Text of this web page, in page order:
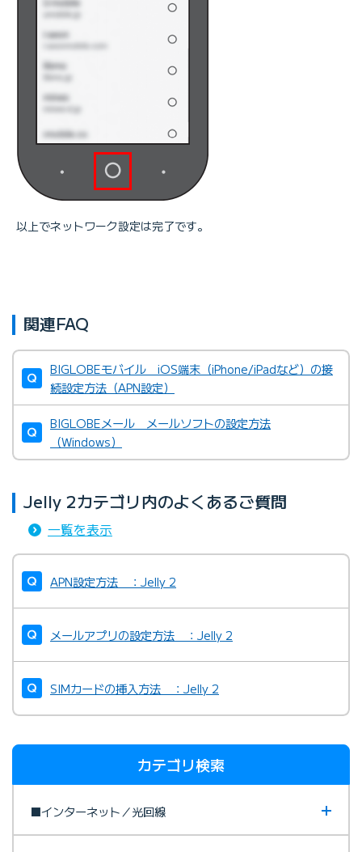
以上でネットワーク設定は完了です。
関連FAQ
BIGLOBEモバイル iOS端末（iPhone/iPadなど）の接
続設定方法（APN設定）
BIGLOBEメール メールソフトの設定方法
（Windows）
Jelly 2カテゴリ内のよくあるご質問
一覧を表示
APN設定方法 ：Jelly 2
メールアプリの設定方法 ：Jelly 2
SIMカードの挿入方法 ：Jelly 2
カテゴリ検索
■インターネット／光回線